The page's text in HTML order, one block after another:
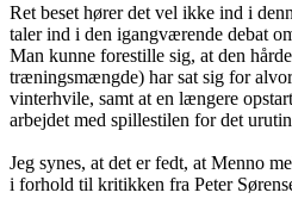
Ret beset hører det vel ikke ind i
taler ind i den igangværende debat
Man kunne forestille sig, at den
træningsmængde) har sat sig for
vinterhvile, samt at en længere
arbejdet med spillestilen for det
Jeg synes, at det er fedt, at Menno
i forhold til kritikken fra Peter